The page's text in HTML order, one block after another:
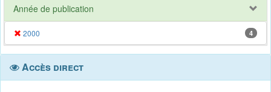
Année de publication
2000 4
Accès direct